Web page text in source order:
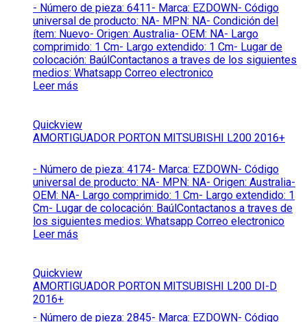
- Número de pieza: 6411- Marca: EZDOWN- Código
universal de producto: NA- MPN: NA- Condición del
ítem: Nuevo- Origen: Australia- OEM: NA- Largo
comprimido: 1 Cm- Largo extendido: 1 Cm- Lugar de
colocación: BaúlContactanos a traves de los siguientes
medios: Whatsapp Correo electronico
Leer más
Quickview
AMORTIGUADOR PORTON MITSUBISHI L200 2016+
- Número de pieza: 4174- Marca: EZDOWN- Código
universal de producto: NA- MPN: NA- Origen: Australia-
OEM: NA- Largo comprimido: 1 Cm- Largo extendido: 1
Cm- Lugar de colocación: BaúlContactanos a traves de
los siguientes medios: Whatsapp Correo electronico
Leer más
Quickview
AMORTIGUADOR PORTON MITSUBISHI L200 DI-D
2016+
- Número de pieza: 2845- Marca: EZDOWN- Código